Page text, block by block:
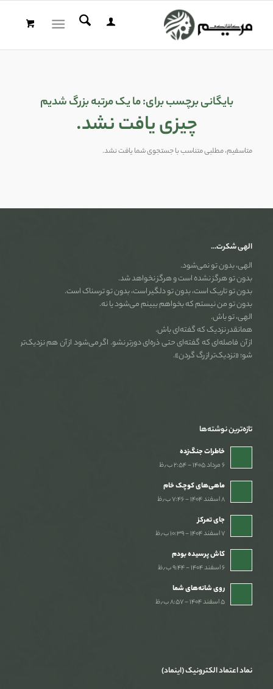
بایگانی برچسب برای:ما یک مرتبه بزرگ شدیم
چیزی یافت نشد.
متاسفیم، مطلبی متناسب با جستجوی شما یافت نشد.
الهی شکرت…
الهی، بدون تو نمی‌شود.
بدون تو هرگز نشده است و هرگز نخواهد شد.
بدون تو تاریک است، بدون تو دلگیر است، بدون تو ترسناک است.
بدون تو من نیستم که بخواهم ببینم می‌شود یا نه.
الهی، تو باش.
همانقدر نزدیک که گفته‌ای باش.
از آن فاصله‌ای که گفته‌ای حتی ذره‌ای دورتر نشو. اگر می‌شود از آن هم نزدیک‌تر
شو؛ «نزدیک‌تر از رگ گردن».
تازه‌ترین نوشته‌ها
خاطرات جنگ‌‌زده
۶ مرداد ۱۴۰۵ - ۲:۵۴ ب٫ظ
ماهی‌های کوچک خام
۸ اسفند ۱۴۰۴ - ۷:۴۶ ب٫ظ
جای تمرکز
۷ اسفند ۱۴۰۴ - ۱۰:۳۹ ب٫ظ
کاش پرسیده بودم
۶ اسفند ۱۴۰۴ - ۹:۴۴ ب٫ظ
روی شانه‌های شما
۵ اسفند ۱۴۰۴ - ۸:۵۷ ب٫ظ
نماد اعتماد الکترونیک (اینماد)